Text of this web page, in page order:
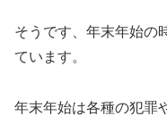
そうです、年末年始の
ています。
年末年始は各種の犯罪